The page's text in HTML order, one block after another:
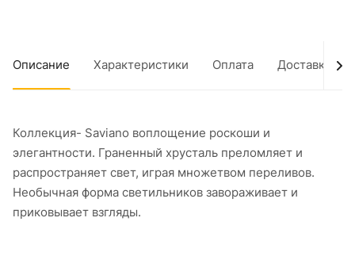
Описание Характеристики Оплата Доставка
Коллекция- Saviano воплощение роскоши и
элегантности. Граненный хрусталь преломляет и
распространяет свет, играя множетвом переливов.
Необычная форма светильников завораживает и
приковывает взгляды.